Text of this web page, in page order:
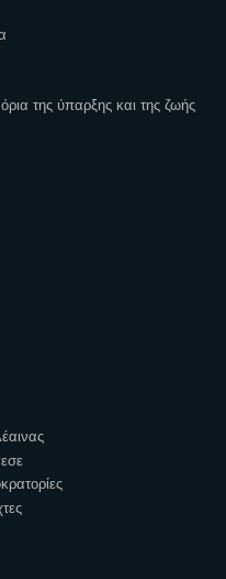
της ύπαρξης και της ζωής